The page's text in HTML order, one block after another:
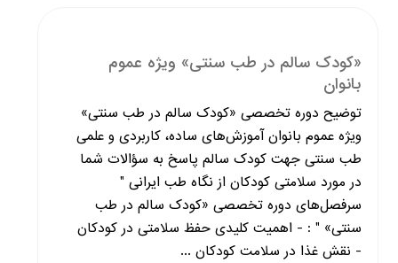
«کودک سالم در طب سنتی» ویژه عموم
بانوان
توضیح دوره تخصصی «کودک سالم در طب سنتی»
ویژه عموم بانوان آموزش‌های ساده، کاربردی و علمی
طب سنتی جهت کودک سالم پاسخ به سؤالات شما
در مورد سلامتی کودکان از نگاه طب ایرانی "
سرفصل‌های دوره تخصصی «کودک سالم در طب
سنتی» " : - اهمیت کلیدی حفظ سلامتی در کودکان
- نقش غذا در سلامت کودکان ...